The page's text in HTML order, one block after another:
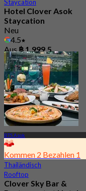
Staycation
Hotel Clover Asok
Staycation
Neu
4.5
Aus฿ 1,999.5
BTS Asok
Kommen 2 Bezahlen 1
Thailändisch
Rooftop
Clover Sky Bar &